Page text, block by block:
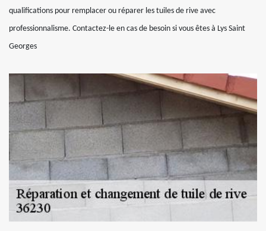
qualifications pour remplacer ou réparer les tuiles de rive avec
professionnalisme. Contactez-le en cas de besoin si vous êtes à Lys Saint
Georges